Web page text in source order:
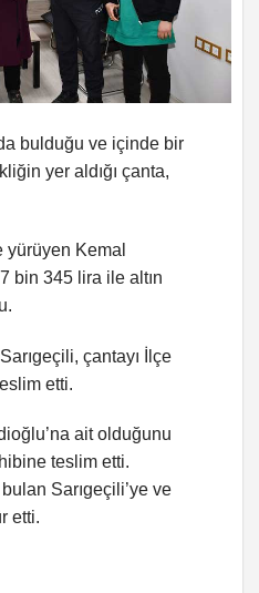
bulduğu ve içinde bir
yer aldığı çanta,
yürüyen Kemal
bin 345 lira ile altın
çantayı İlçe
etti.
ait olduğunu
teslim etti.
Sarıgeçili’ye ve
etti.